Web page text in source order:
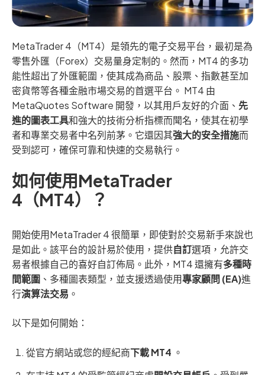
MetaTrader 4（MT4）是領先的電子交易平台，最初是為
零售外匯（Forex）交易量身定制的。然而，MT4 的多功
能性超出了外匯範圍，使其成為商品、股票、指數甚至加
密貨幣等各種金融市場交易的首選平台。 MT4 由
MetaQuotes Software 開發，以其用戶友好的介面、 先
進的圖表工具和強大的技術分析指標而聞名，使其在初學
者和專業交易者中名列前茅。它還因其強大的安全措施而
受到認可，確保可靠和快速的交易執行。
如何使用MetaTrader
4（MT4）？
開始使用MetaTrader 4 很簡單，即使對於交易新手來說也
是如此。該平台的設計易於使用，提供自訂選項，允許交
易者根據自己的喜好自訂佈局。此外，MT4 還擁有多種時
間範圍 、多種圖表類型，並支援透過使用專家顧問 (EA)進
行演算法交易 。
以下是如何開始：
從官方網站或您的經紀商下載 MT4 。